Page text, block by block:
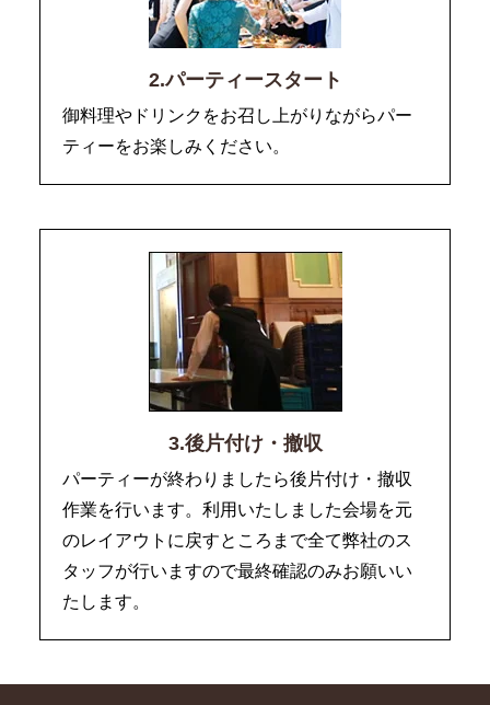
2.パーティースタート
御料理やドリンクをお召し上がりながらパー
ティーをお楽しみください。
3.後片付け・撤収
パーティーが終わりましたら後片付け・撤収
作業を行います。利用いたしました会場を元
のレイアウトに戻すところまで全て弊社のス
タッフが行いますので最終確認のみお願いい
たします。